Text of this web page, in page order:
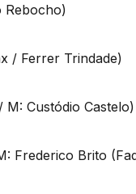
Rebocho)
/ Ferrer Trindade)
Custódio Castelo)
Frederico Brito